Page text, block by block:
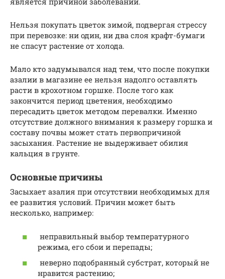
Нельзя покупать цветок зимой, подвергая стрессу
при перевозке: ни один, ни два слоя крафт-бумаги
не спасут растение от холода.
Мало кто задумывался над тем, что после покупки
азалии в магазине ее нельзя надолго оставлять
расти в крохотном горшке. После того как
закончится период цветения, необходимо
пересадить цветок методом перевалки. Именно
отсутствие должного внимания к размеру горшка и
составу почвы может стать первопричиной
засыхания. Растение не выдерживает обилия
кальция в грунте.
Основные причины
Засыхает азалия при отсутствии необходимых для
ее развития условий. Причин может быть
несколько, например:
неправильный выбор температурного
режима, его сбои и перепады;
неверно подобранный субстрат, который не
нравится растению;